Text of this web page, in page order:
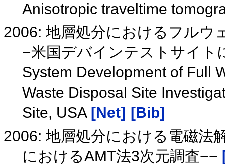
Anisotropic traveltime
2006: 地層処分におけるフルウ
−米国デバインテストサイ
System Development of Full
Waste Disposal Site
Site, USA [Net]
[Bib]
2006: 地層処分における電磁法
におけるAMT法3次元調査−−